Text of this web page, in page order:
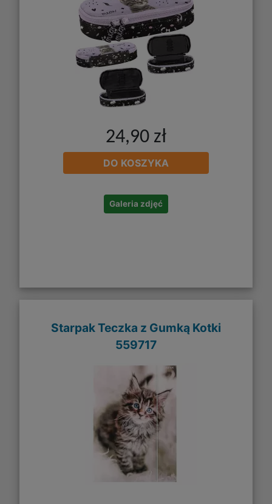
24,90 zł
DO KOSZYKA
Galeria zdjęć
Starpak Teczka z Gumką Kotki
559717